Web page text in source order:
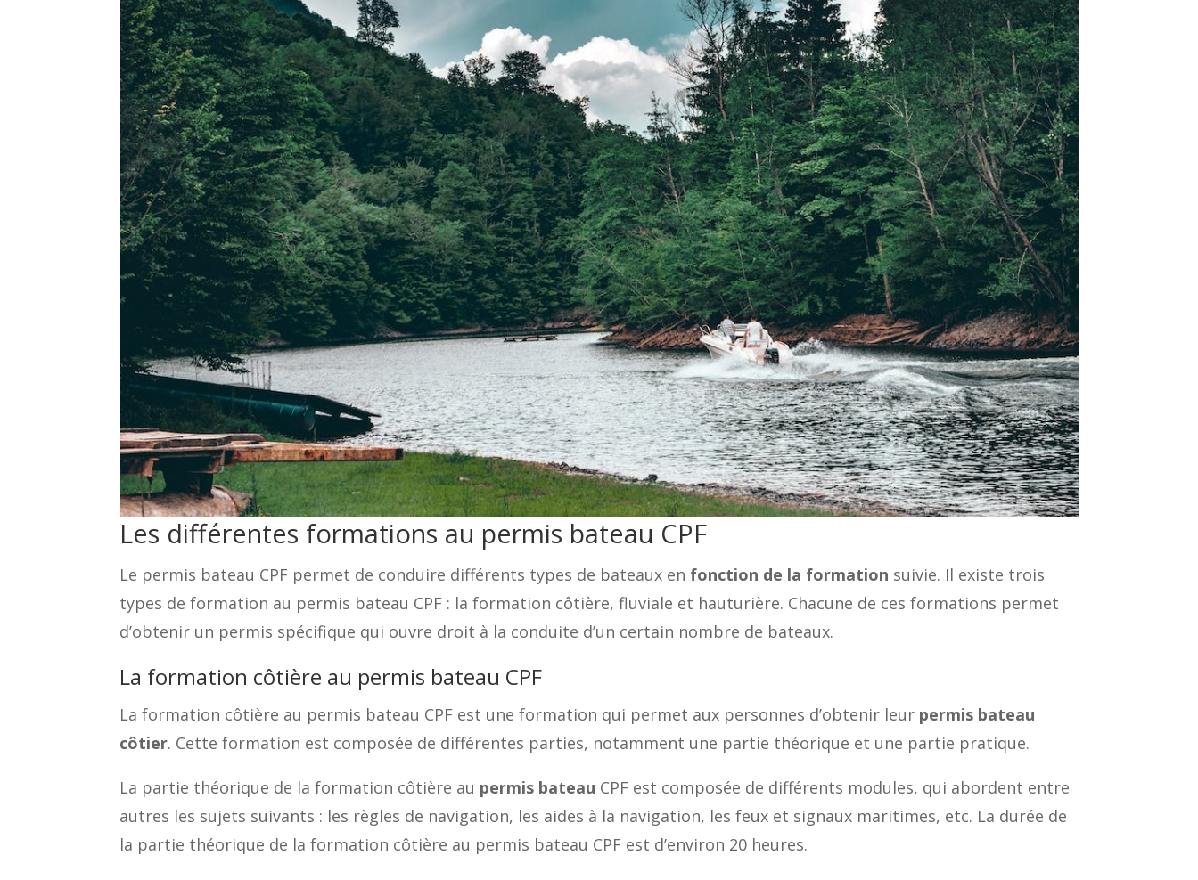
Les différentes formations au permis bateau CPF
Le permis bateau CPF permet de conduire différents types de bateaux en fonction de la formation suivie. Il existe trois
types de formation au permis bateau CPF : la formation côtière, fluviale et hauturière. Chacune de ces formations permet
d’obtenir un permis spécifique qui ouvre droit à la conduite d’un certain nombre de bateaux.
La formation côtière au permis bateau CPF
La formation côtière au permis bateau CPF est une formation qui permet aux personnes d’obtenir leur permis bateau
côtier. Cette formation est composée de différentes parties, notamment une partie théorique et une partie pratique.
La partie théorique de la formation côtière au permis bateau CPF est composée de différents modules, qui abordent entre
autres les sujets suivants : les règles de navigation, les aides à la navigation, les feux et signaux maritimes, etc. La durée de
la partie théorique de la formation côtière au permis bateau CPF est d’environ 20 heures.